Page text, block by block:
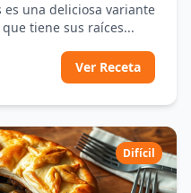
una deliciosa variante
tiene sus raíces...
Ver Receta
Difícil